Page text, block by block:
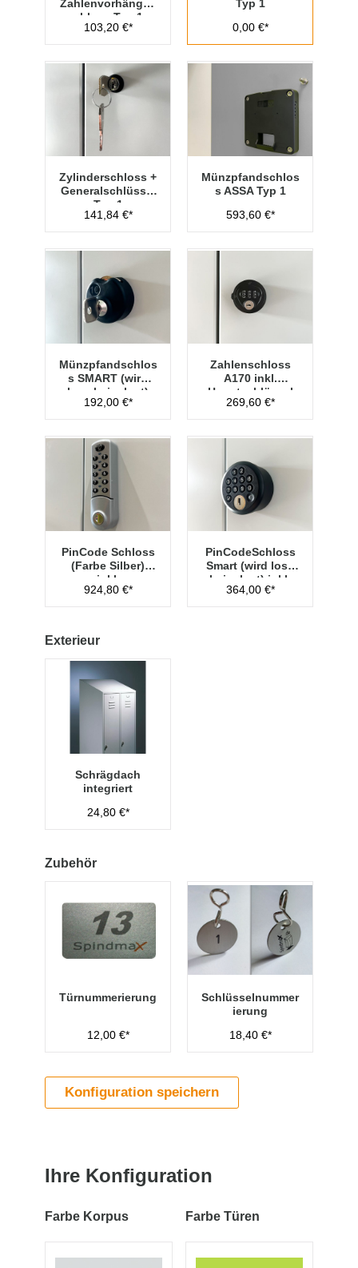
Zahlenvorhänges
chloss Typ 1
103,20 €*
Typ 1
0,00 €*
Zylinderschloss +
Generalschlüssel
Typ 1
141,84 €*
Münzpfandschlos
s ASSA Typ 1
593,60 €*
Münzpfandschlos
s SMART (wird
lose beigelegt)
192,00 €*
Zahlenschloss
A170 inkl.
Hauptschlüssel
Typ 1
269,60 €*
PinCode Schloss
(Farbe Silber)
inkl.
Hauptschlüssel
Typ 1
924,80 €*
PinCodeSchloss
Smart (wird lose
beigelegt) inkl.
Managementschl
üssel
364,00 €*
Exterieur
Schrägdach
integriert
24,80 €*
Zubehör
Türnummerierung
12,00 €*
Schlüsselnummer
ierung
18,40 €*
Konfiguration speichern
Ihre Konfiguration
Farbe Korpus Farbe Türen